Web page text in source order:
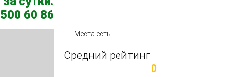
60 86
Места есть
Средний рейтинг
0